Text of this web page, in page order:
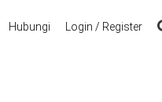
Hubungi Login / Register